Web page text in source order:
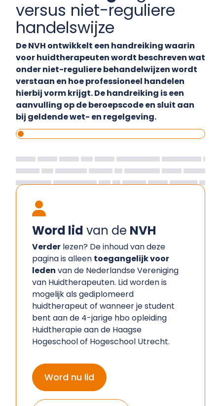
versus niet-reguliere
handelswijze
De NVH ontwikkelt een handreiking waarin
voor huidtherapeuten wordt beschreven wat
onder niet-reguliere behandelwijzen wordt
verstaan en hoe professioneel handelen
hierbij vorm krijgt. De handreiking is een
aanvulling op de beroepscode en sluit aan
bij geldende wet- en regelgeving.
Word lid van de NVH
Verder lezen? De inhoud van deze
pagina is alleen toegangelijk voor
leden van de Nederlandse Vereniging
van Huidtherapeuten. Lid worden is
mogelijk als gediplomeerd
huidtherapeut of wanneer je student
bent aan de 4-jarige hbo opleiding
Huidtherapie aan de Haagse
Hogeschool of Hogeschool Utrecht.
Word nu lid